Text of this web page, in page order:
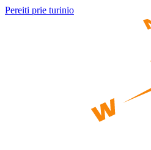
Pereiti prie turinio